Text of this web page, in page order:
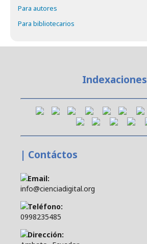
Para autores
Para bibliotecarios
Indexaciones
| Contáctos
Email:
info@cienciadigital.org
Teléfono:
0998235485
Dirección: